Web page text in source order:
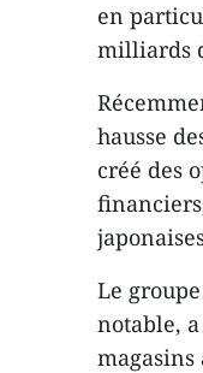
en
milliards
hausse
créé des
Le
notable,
magasins